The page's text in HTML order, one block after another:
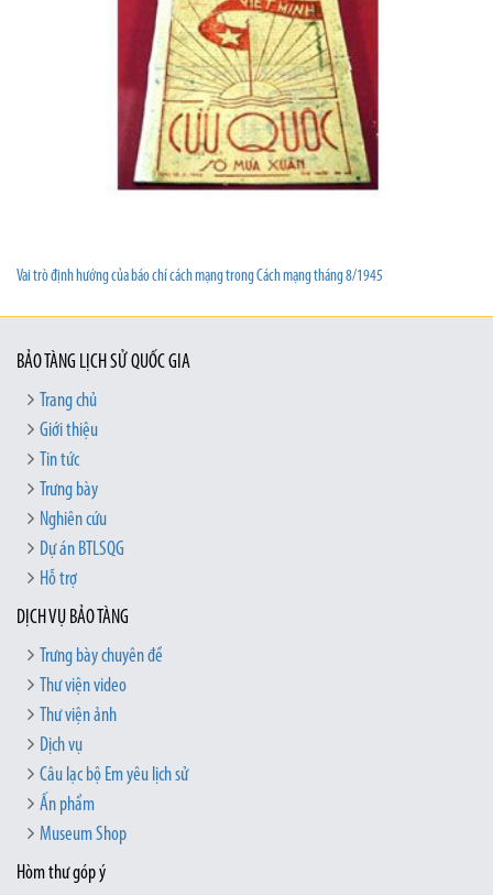
Vai trò định hướng của báo chí cách mạng trong Cách mạng tháng 8/1945
BẢO TÀNG LỊCH SỬ QUỐC GIA
Trang chủ
Giới thiệu
Tin tức
Trưng bày
Nghiên cứu
Dự án BTLSQG
Hỗ trợ
DỊCH VỤ BẢO TÀNG
Trưng bày chuyên đề
Thư viện video
Thư viện ảnh
Dịch vụ
Câu lạc bộ Em yêu lịch sử
Ấn phẩm
Museum Shop
Hòm thư góp ý